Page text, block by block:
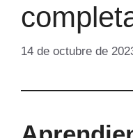
14 de octubre de